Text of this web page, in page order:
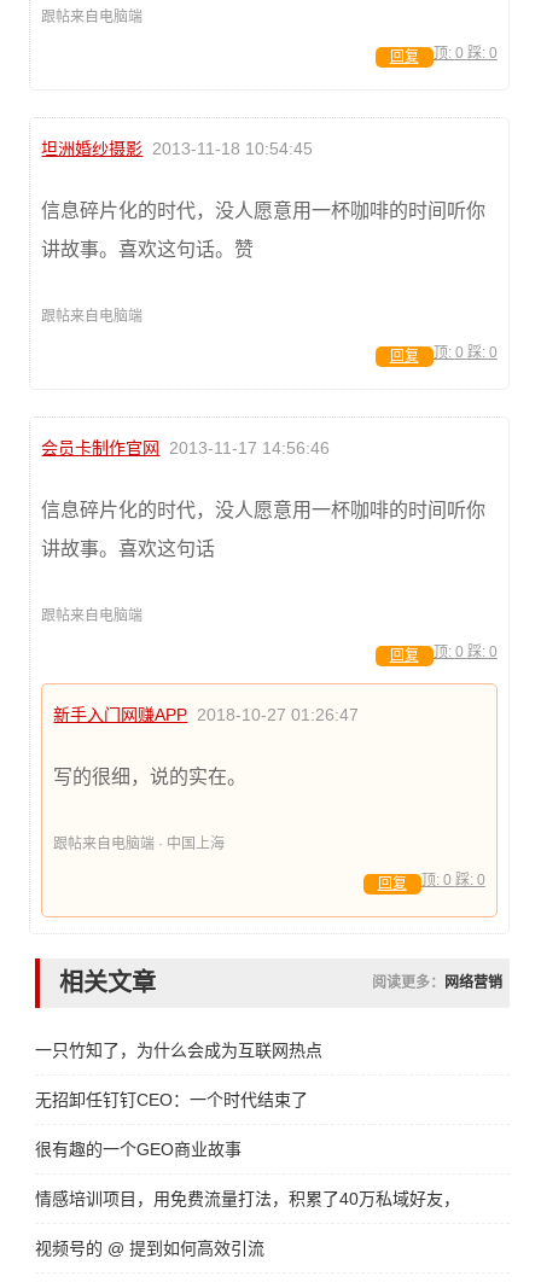
跟帖来自电脑端
顶: 0 踩: 0
回复
坦洲婚纱摄影 2013-11-18 10:54:45
信息碎片化的时代，没人愿意用一杯咖啡的时间听你
讲故事。喜欢这句话。赞
跟帖来自电脑端
顶: 0 踩: 0
回复
会员卡制作官网 2013-11-17 14:56:46
信息碎片化的时代，没人愿意用一杯咖啡的时间听你
讲故事。喜欢这句话
跟帖来自电脑端
顶: 0 踩: 0
回复
新手入门网赚APP 2018-10-27 01:26:47
写的很细，说的实在。
跟帖来自电脑端 · 中国上海
顶: 0 踩: 0
回复
相关文章 阅读更多： 网络营销
一只竹知了，为什么会成为互联网热点
无招卸任钉钉CEO：一个时代结束了
很有趣的一个GEO商业故事
情感培训项目，用免费流量打法，积累了40万私域好友，变现了
视频号的 @ 提到如何高效引流